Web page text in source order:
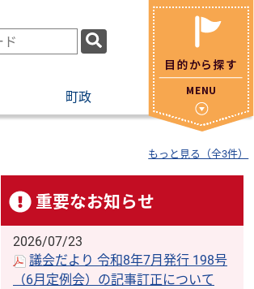
町政
もっと見る（全3件）
重要なお知らせ
2026/07/23
議会だより 令和8年7月発行 198号
（6月定例会）の記事訂正について